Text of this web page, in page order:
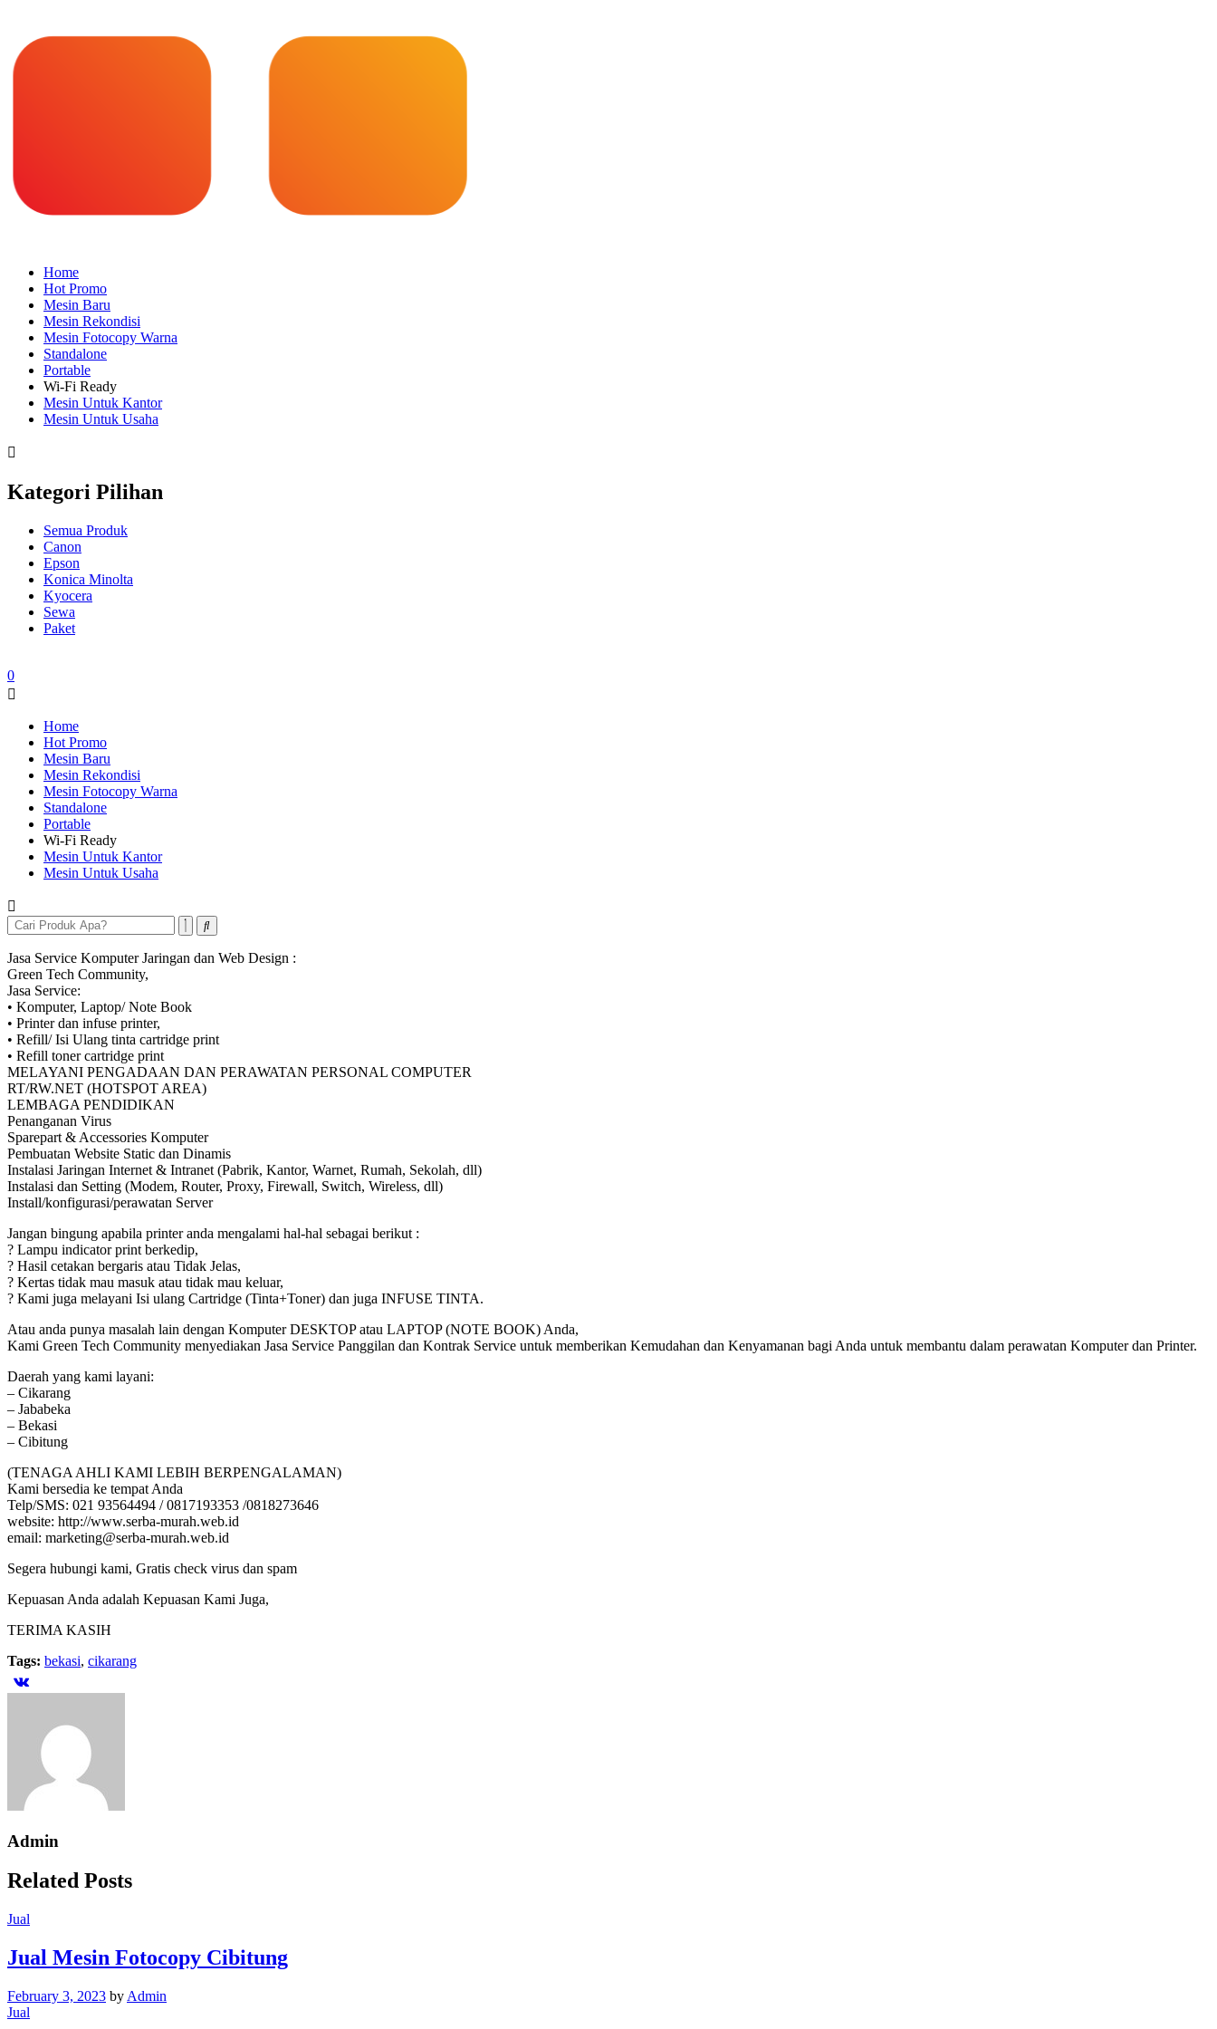
Home
Hot Promo
Mesin Baru
Mesin Rekondisi
Mesin Fotocopy Warna
Standalone
Portable
Wi-Fi Ready
Mesin Untuk Kantor
Mesin Untuk Usaha
Kategori Pilihan
Semua Produk
Canon
Epson
Konica Minolta
Kyocera
Sewa
Paket
0
Home
Hot Promo
Mesin Baru
Mesin Rekondisi
Mesin Fotocopy Warna
Standalone
Portable
Wi-Fi Ready
Mesin Untuk Kantor
Mesin Untuk Usaha
Jasa Service Komputer Jaringan dan Web Design :
Green Tech Community,
Jasa Service:
• Komputer, Laptop/ Note Book
• Printer dan infuse printer,
• Refill/ Isi Ulang tinta cartridge print
• Refill toner cartridge print
MELAYANI PENGADAAN DAN PERAWATAN PERSONAL COMPUTER
RT/RW.NET (HOTSPOT AREA)
LEMBAGA PENDIDIKAN
Penanganan Virus
Sparepart & Accessories Komputer
Pembuatan Website Static dan Dinamis
Instalasi Jaringan Internet & Intranet (Pabrik, Kantor, Warnet, Rumah, Sekolah, dll)
Instalasi dan Setting (Modem, Router, Proxy, Firewall, Switch, Wireless, dll)
Install/konfigurasi/perawatan Server
Jangan bingung apabila printer anda mengalami hal-hal sebagai berikut :
? Lampu indicator print berkedip,
? Hasil cetakan bergaris atau Tidak Jelas,
? Kertas tidak mau masuk atau tidak mau keluar,
? Kami juga melayani Isi ulang Cartridge (Tinta+Toner) dan juga INFUSE TINTA.
Atau anda punya masalah lain dengan Komputer DESKTOP atau LAPTOP (NOTE BOOK) Anda,
Kami Green Tech Community menyediakan Jasa Service Panggilan dan Kontrak Service untuk memberikan Kemudahan dan Kenyamanan bagi Anda untuk membantu dalam perawatan Komputer dan Printer.
Daerah yang kami layani:
– Cikarang
– Jababeka
– Bekasi
– Cibitung
(TENAGA AHLI KAMI LEBIH BERPENGALAMAN)
Kami bersedia ke tempat Anda
Telp/SMS: 021 93564494 / 0817193353 /0818273646
website: http://www.serba-murah.web.id
email: marketing@serba-murah.web.id
Segera hubungi kami, Gratis check virus dan spam
Kepuasan Anda adalah Kepuasan Kami Juga,
TERIMA KASIH
Tags: bekasi, cikarang
Admin
Related Posts
Jual
Jual Mesin Fotocopy Cibitung
February 3, 2023 by Admin
Jual